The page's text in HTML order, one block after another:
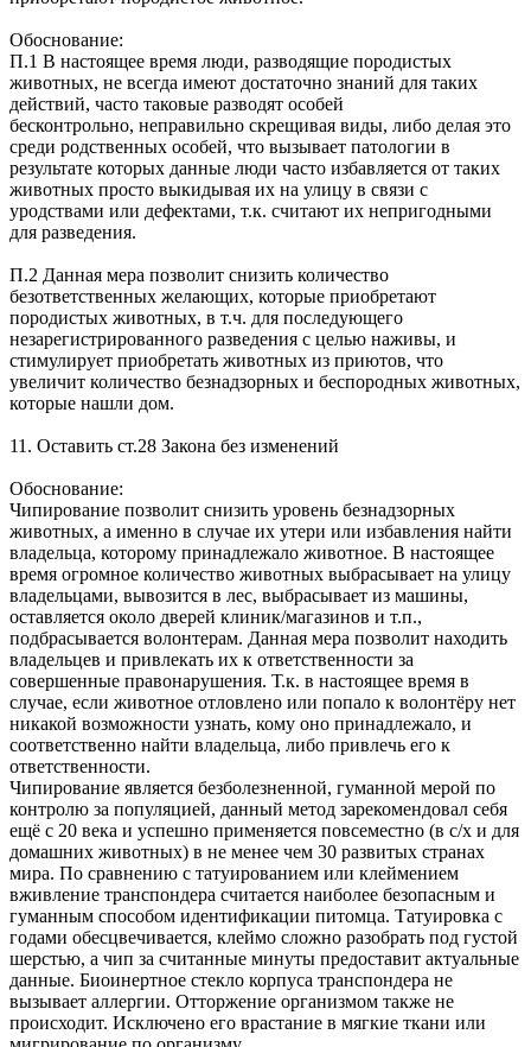
Обоснование:
П.1 В настоящее время люди, разводящие породистых
животных, не всегда имеют достаточно знаний для таких
действий, часто таковые разводят особей
бесконтрольно, неправильно скрещивая виды, либо делая это
среди родственных особей, что вызывает патологии в
результате которых данные люди часто избавляется от таких
животных просто выкидывая их на улицу в связи с
уродствами или дефектами, т.к. считают их непригодными
для разведения.
П.2 Данная мера позволит снизить количество
безответственных желающих, которые приобретают
породистых животных, в т.ч. для последующего
незарегистрированного разведения с целью наживы, и
стимулирует приобретать животных из приютов, что
увеличит количество безнадзорных и беспородных животных,
которые нашли дом.
11. Оставить ст.28 Закона без изменений
Обоснование:
Чипирование позволит снизить уровень безнадзорных
животных, а именно в случае их утери или избавления найти
владельца, которому принадлежало животное. В настоящее
время огромное количество животных выбрасывает на улицу
владельцами, вывозится в лес, выбрасывает из машины,
оставляется около дверей клиник/магазинов и т.п.,
подбрасывается волонтерам. Данная мера позволит находить
владельцев и привлекать их к ответственности за
совершенные правонарушения. Т.к. в настоящее время в
случае, если животное отловлено или попало к волонтёру нет
никакой возможности узнать, кому оно принадлежало, и
соответственно найти владельца, либо привлечь его к
ответственности.
Чипирование является безболезненной, гуманной мерой по
контролю за популяцией, данный метод зарекомендовал себя
ещё с 20 века и успешно применяется повсеместно (в с/х и для
домашних животных) в не менее чем 30 развитых странах
мира. По сравнению с татуированием или клеймением
вживление транспондера считается наиболее безопасным и
гуманным способом идентификации питомца. Татуировка с
годами обесцвечивается, клеймо сложно разобрать под густой
шерстью, а чип за считанные минуты предоставит актуальные
данные. Биоинертное стекло корпуса транспондера не
вызывает аллергии. Отторжение организмом также не
происходит. Исключено его врастание в мягкие ткани или